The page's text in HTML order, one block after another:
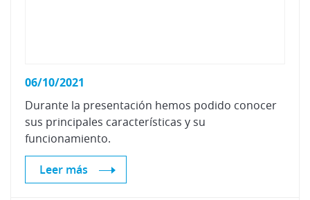
06/10/2021
Durante la presentación hemos podido conocer
sus principales características y su
funcionamiento.
Leer más